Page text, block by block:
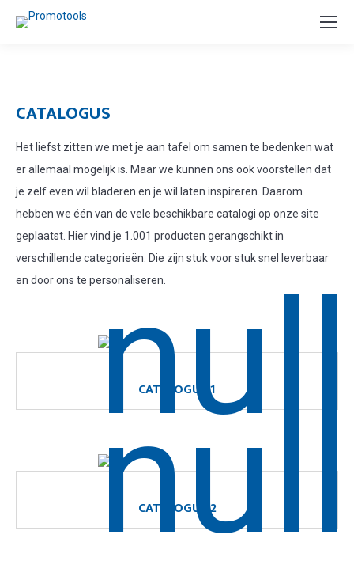
CATALOGUS
Het liefst zitten we met je aan tafel om samen te bedenken wat
er allemaal mogelijk is. Maar we kunnen ons ook voorstellen dat
je zelf even wil bladeren en je wil laten inspireren. Daarom
hebben we één van de vele beschikbare catalogi op onze site
geplaatst. Hier vind je 1.001 producten gerangschikt in
verschillende categorieën. Die zijn stuk voor stuk snel leverbaar
en door ons te personaliseren.
CATALOGUS 1
CATALOGUS 2